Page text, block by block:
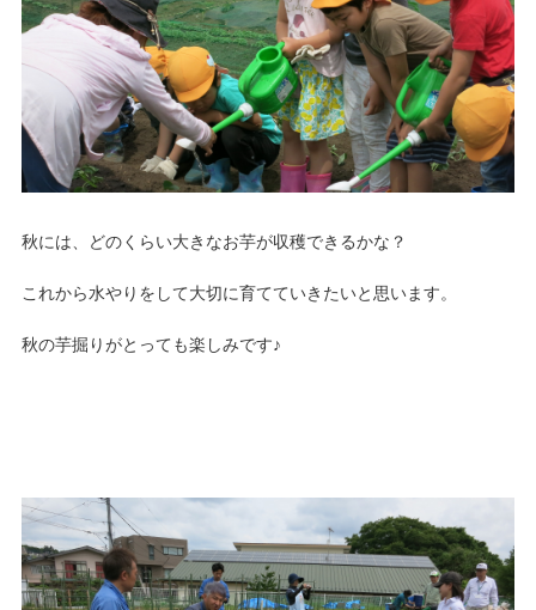
秋には、どのくらい大きなお芋が収穫できるかな？
これから水やりをして大切に育てていきたいと思います。
秋の芋掘りがとっても楽しみです♪